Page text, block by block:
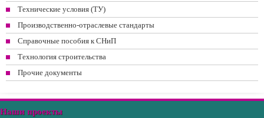
Технические условия (ТУ)
Производственно-отраслевые стандарты
Справочные пособия к СНиП
Технология строительства
Прочие документы
Наши проекты